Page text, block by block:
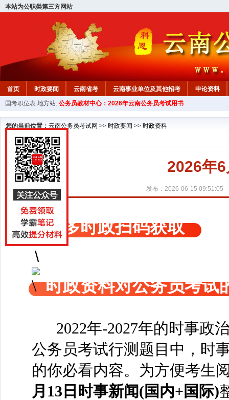
本站为公职类第三方网站
首页 时政要闻 云南省考 云南事业单位及其他招考
申论资料
国考职位表 地方站: 公务员教材中心：2026年云南公务员考试用书
您的当前位置： 云南公务员考试网 >> 时政要闻 >> 时政资料
2026年
发布：2026-06-15 09:51:05
更多时政扫码获取
时政资料对公务员考试
2022年-2027年的时事政
公务员考试行测题目中，时
的你必看内容。为方便考生
月13日 时事新闻(国内+国际)